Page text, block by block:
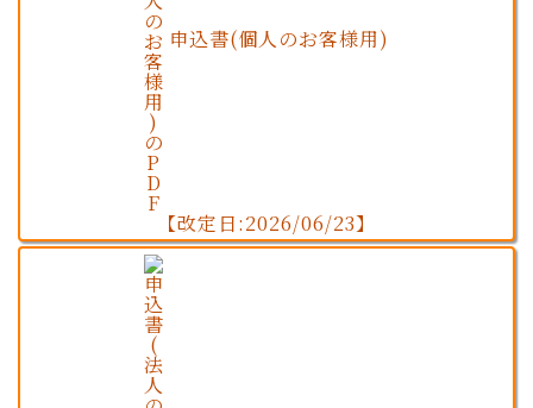
申込書(個人のお客様用)
【改定日:2026/06/23】